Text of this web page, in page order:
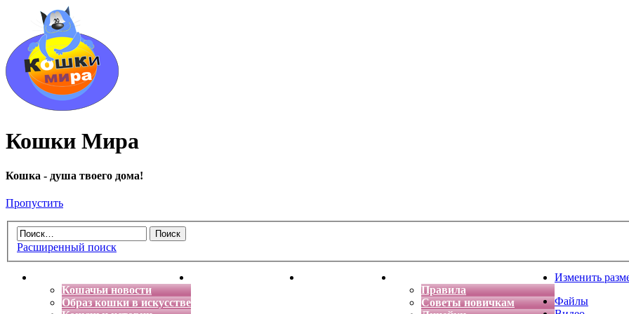
Кошки Мира
Кошка - душа твоего дома!
Пропустить
Расширенный поиск
Кошачьи новости
Образ кошки в искусстве
Энциклопедия кошек Детская фантазия
Правила
Советы новичкам
Изменить
Файлы